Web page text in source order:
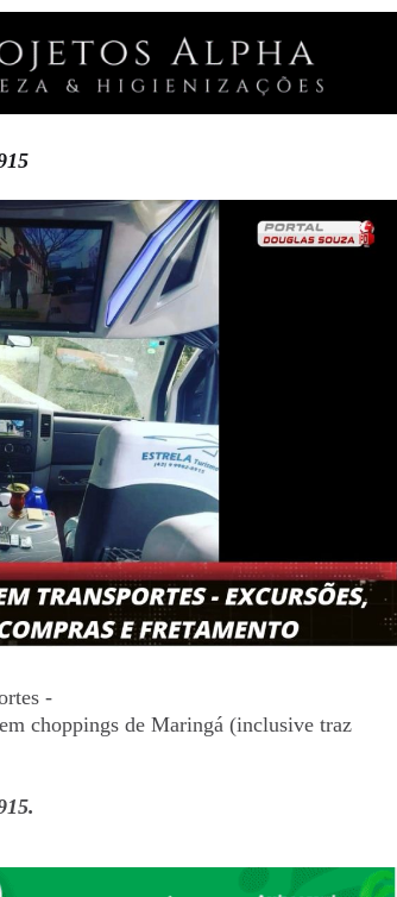
-
choppings de Maringá (inclusive traz